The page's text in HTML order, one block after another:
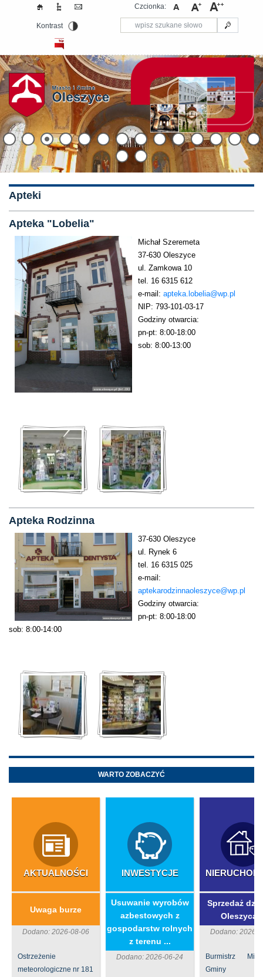
Czcionka:
Kontrast
Apteki
Apteka "Lobelia"
Michał Szeremeta
37-630 Oleszyce
ul. Zamkowa 10
tel. 16 6315 612
e-mail: apteka.lobelia@wp.pl
NIP: 793-101-03-17
Godziny otwarcia:
pn-pt: 8:00-18:00
sob: 8:00-13:00
Apteka Rodzinna
37-630 Oleszyce
ul. Rynek 6
tel. 16 6315 025
e-mail:
aptekarodzinnaoleszyce@wp.pl
Godziny otwarcia:
pn-pt: 8:00-18:00
sob: 8:00-14:00
WARTO ZOBACZYĆ
AKTUALNOŚCI
Uwaga burze
Dodano: 2026-08-06
Ostrzeżenie
meteorologiczne nr 181
INWESTYCJE
​Usuwanie wyrobów
azbestowych z
gospodarstw rolnych
z terenu ...
Dodano: 2026-06-24
Sprzedaż
Dodano: 2026-
Burmistrz
Gminy